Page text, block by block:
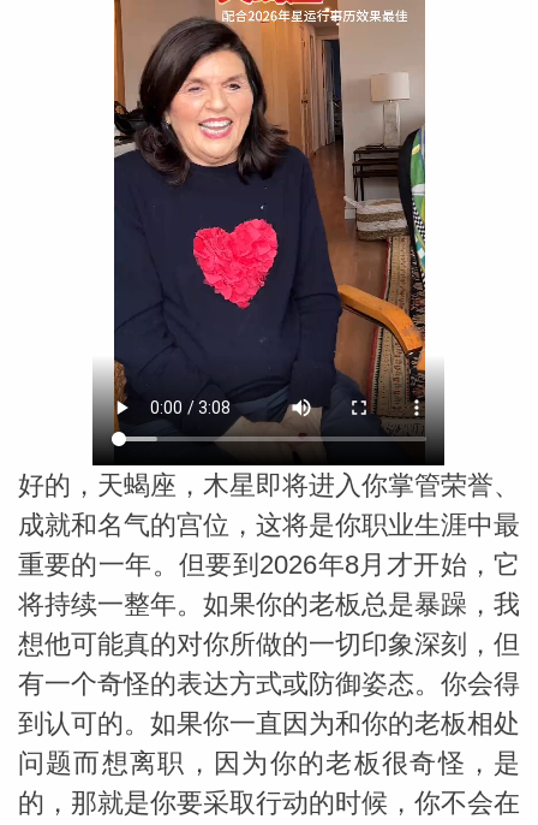
网_苏珊
苏珊米
好的，天蝎座，木星即将进入你掌管荣誉、
成就和名气的宫位，这将是你职业生涯中最
重要的一年。但要到2026年8月才开始，它
将持续一整年。如果你的老板总是暴躁，我
想他可能真的对你所做的一切印象深刻，但
有一个奇怪的表达方式或防御姿态。你会得
到认可的。如果你一直因为和你的老板相处
问题而想离职，因为你的老板很奇怪，是
的，那就是你要采取行动的时候，你不会在